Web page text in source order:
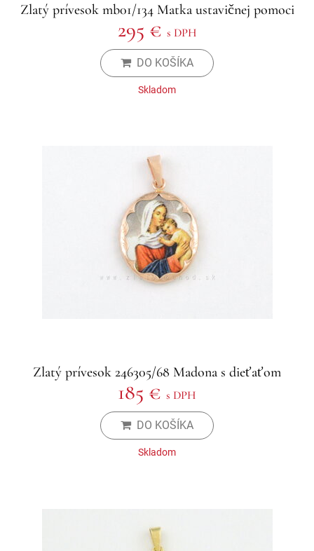
Zlatý prívesok mb01/134 Matka ustavičnej pomoci
295 € s DPH
DO KOŠÍKA
Skladom
Zlatý prívesok 246305/68 Madona s dieťaťom
185 € s DPH
DO KOŠÍKA
Skladom